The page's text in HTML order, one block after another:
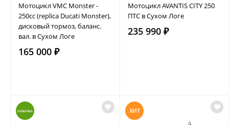
Мотоцикл VMC Monster -
250сс (replica Ducati Monster),
дисковый тормоз, баланс.
вал. в Сухом Логе
165 000 ₽
Мотоцикл AVANTIS CITY 250
ПТС в Сухом Логе
235 990 ₽
НОВИНКА ХИТ